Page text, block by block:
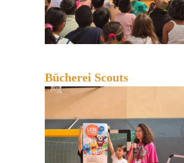
Bücherei Scouts